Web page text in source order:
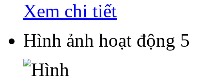
Xem chi tiết
Hình ảnh hoạt động 5